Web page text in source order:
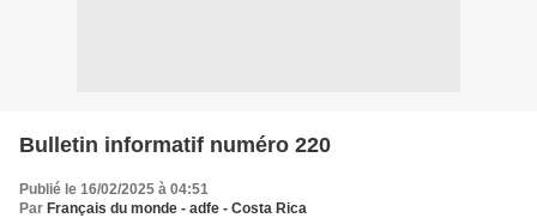
Bulletin informatif numéro 220
Publié le 16/02/2025 à 04:51
Par Français du monde - adfe - Costa Rica